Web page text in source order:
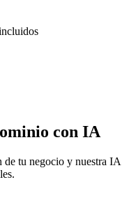
con IA
de tu negocio y nuestra IA